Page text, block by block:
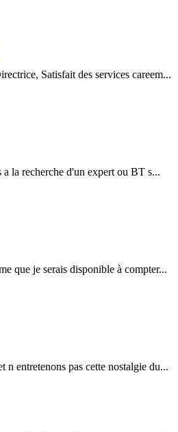
Satisfait des services careem...
a la recherche d'un expert ou BT s...
que je serais disponible à compter...
n entretenons pas cette nostalgie du...